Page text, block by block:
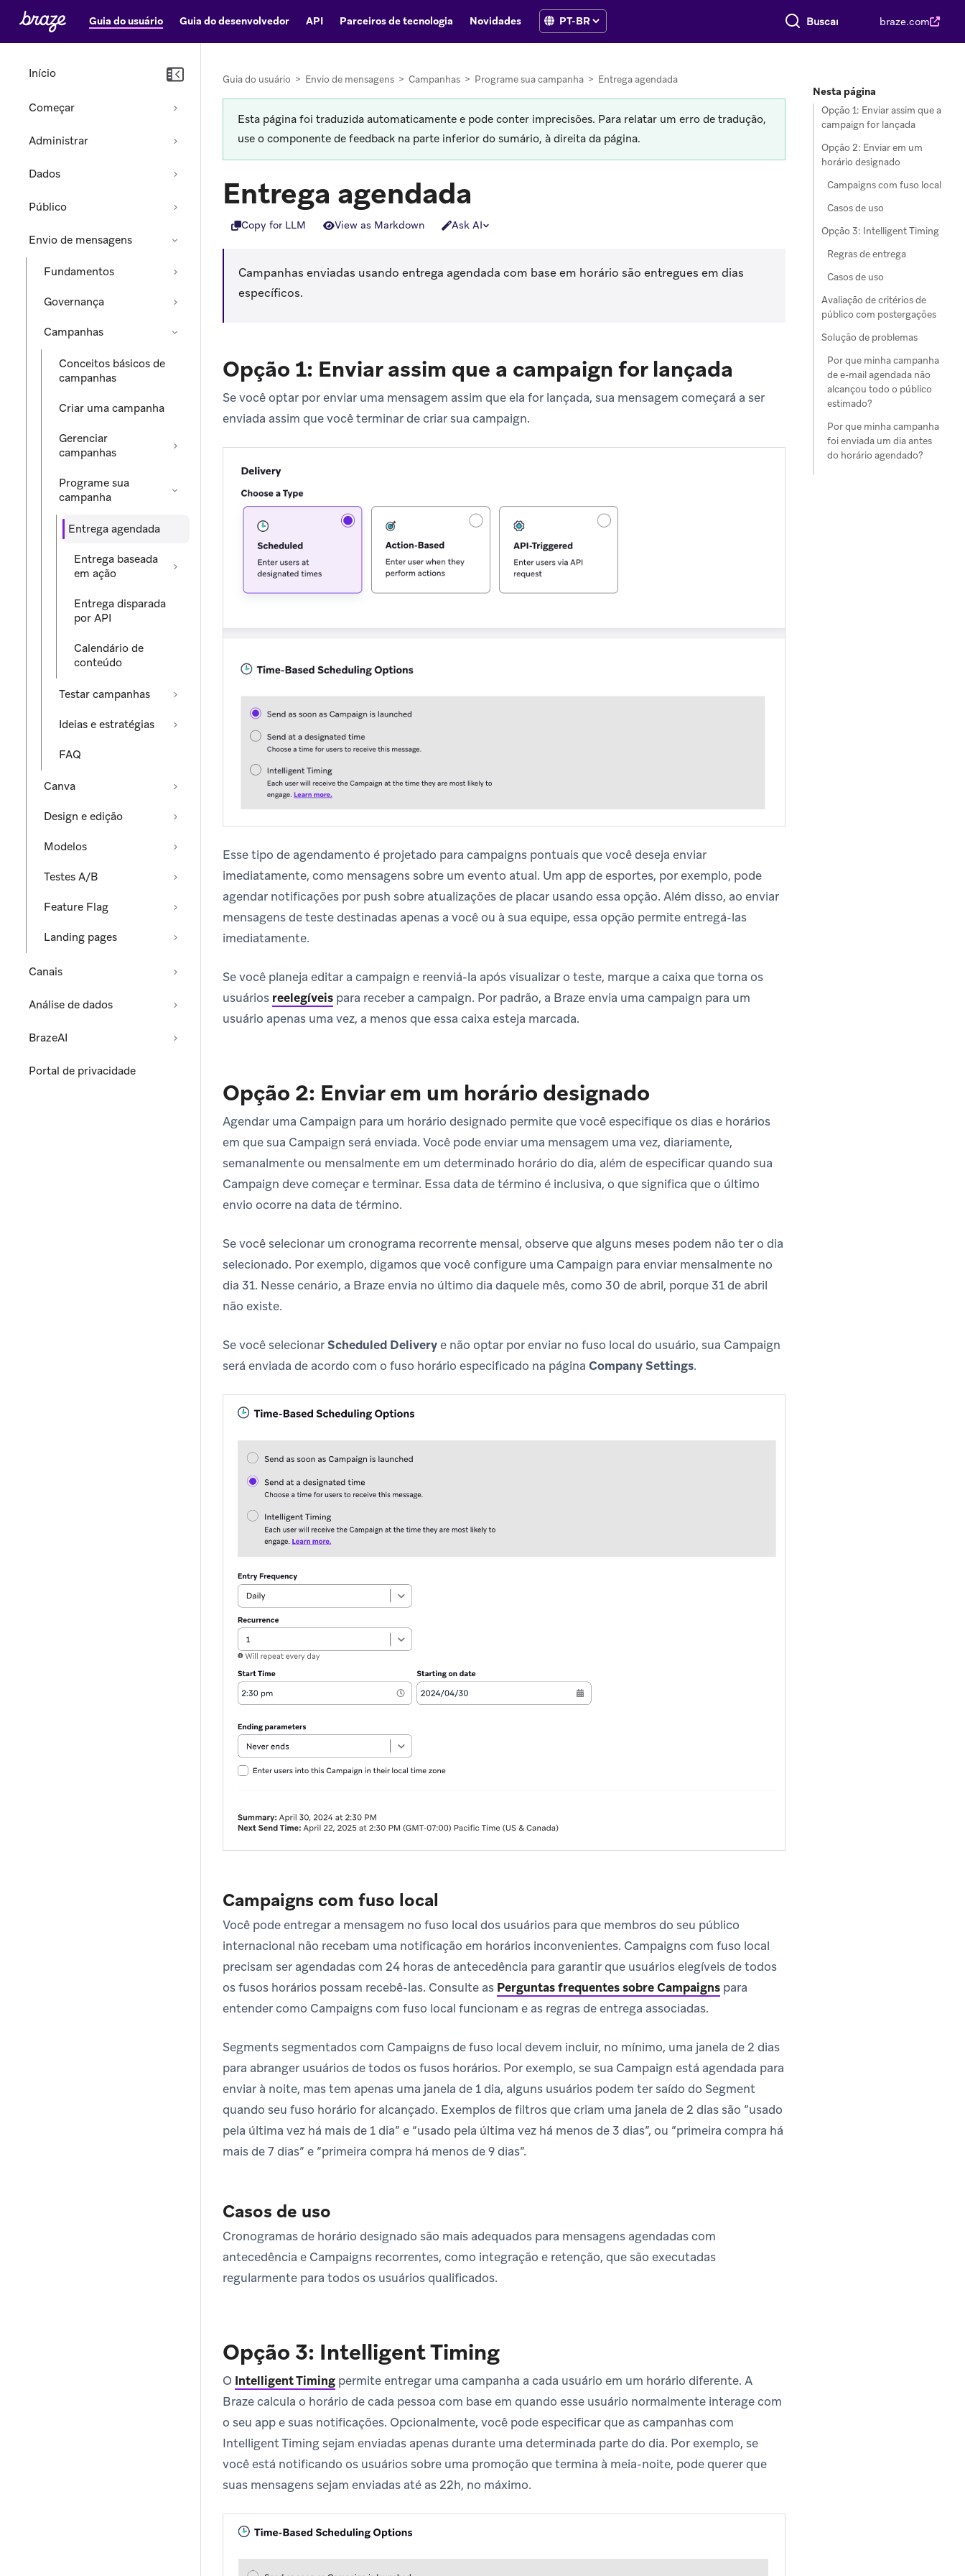
Guia do usuário Guia do desenvolvedor API Parceiros de tecnologia Novidades Buscar tudo braze.com
Início
Começar
Administrar
Dados
Público
Envio de mensagens
Fundamentos
Governança
Campanhas
Conceitos básicos de
campanhas
Criar uma campanha
Gerenciar
campanhas
Programe sua
campanha
Entrega agendada
Entrega baseada
em ação
Entrega disparada
por API
Calendário de
conteúdo
Testar campanhas
Ideias e estratégias
FAQ
Canva
Design e edição
Modelos
Testes A/B
Feature Flag
Landing pages
Canais
Análise de dados
BrazeAI
Portal de privacidade
Guia do usuário > Envio de mensagens > Campanhas > Programe sua campanha > Entrega agendada
Esta página foi traduzida automaticamente e pode conter imprecisões. Para relatar um erro de tradução,
use o componente de feedback na parte inferior do sumário, à direita da página.
Entrega agendada
Copy for LLM View as Markdown Ask AI
Campanhas enviadas usando entrega agendada com base em horário são entregues em dias
específicos.
Opção 1: Enviar assim que a campaign for lançada
Se você optar por enviar uma mensagem assim que ela for lançada, sua mensagem começará a ser
enviada assim que você terminar de criar sua campaign.
Esse tipo de agendamento é projetado para campaigns pontuais que você deseja enviar
imediatamente, como mensagens sobre um evento atual. Um app de esportes, por exemplo, pode
agendar notificações por push sobre atualizações de placar usando essa opção. Além disso, ao enviar
mensagens de teste destinadas apenas a você ou à sua equipe, essa opção permite entregá-las
imediatamente.
Se você planeja editar a campaign e reenviá-la após visualizar o teste, marque a caixa que torna os
usuários reelegíveis para receber a campaign. Por padrão, a Braze envia uma campaign para um
usuário apenas uma vez, a menos que essa caixa esteja marcada.
Opção 2: Enviar em um horário designado
Agendar uma Campaign para um horário designado permite que você especifique os dias e horários
em que sua Campaign será enviada. Você pode enviar uma mensagem uma vez, diariamente,
semanalmente ou mensalmente em um determinado horário do dia, além de especificar quando sua
Campaign deve começar e terminar. Essa data de término é inclusiva, o que significa que o último
envio ocorre na data de término.
Se você selecionar um cronograma recorrente mensal, observe que alguns meses podem não ter o dia
selecionado. Por exemplo, digamos que você configure uma Campaign para enviar mensalmente no
dia 31. Nesse cenário, a Braze envia no último dia daquele mês, como 30 de abril, porque 31 de abril
não existe.
Se você selecionarScheduled Deliverye não optar por enviar no fuso local do usuário, sua Campaign
será enviada de acordo com o fuso horário especificado na página Company Settings.
Campaigns com fuso local
Você pode entregar a mensagem no fuso local dos usuários para que membros do seu público
internacional não recebam uma notificação em horários inconvenientes. Campaigns com fuso local
precisam ser agendadas com 24 horas de antecedência para garantir que usuários elegíveis de todos
os fusos horários possam recebê-las. Consulte as Perguntas frequentes sobre Campaigns para
entender como Campaigns com fuso local funcionam e as regras de entrega associadas.
Segments segmentados com Campaigns de fuso local devem incluir, no mínimo, uma janela de 2 dias
para abranger usuários de todos os fusos horários. Por exemplo, se sua Campaign está agendada para
enviar à noite, mas tem apenas uma janela de 1 dia, alguns usuários podem ter saído do Segment
quando seu fuso horário for alcançado. Exemplos de filtros que criam uma janela de 2 dias são “usado
pela última vez há mais de 1 dia” e “usado pela última vez há menos de 3 dias”, ou “primeira compra há
mais de 7 dias” e “primeira compra há menos de 9 dias”.
Casos de uso
Cronogramas de horário designado são mais adequados para mensagens agendadas com
antecedência e Campaigns recorrentes, como integração e retenção, que são executadas
regularmente para todos os usuários qualificados.
Opção 3: Intelligent Timing
O Intelligent Timing permite entregar uma campanha a cada usuário em um horário diferente. A
Braze calcula o horário de cada pessoa com base em quando esse usuário normalmente interage com
o seu app e suas notificações. Opcionalmente, você pode especificar que as campanhas com
Intelligent Timing sejam enviadas apenas durante uma determinada parte do dia. Por exemplo, se
você está notificando os usuários sobre uma promoção que termina à meia-noite, pode querer que
suas mensagens sejam enviadas até as 22h, no máximo.
Nesta página
Opção 1: Enviar assim que a
campaign for lançada
Opção 2: Enviar em um
horário designado
Campaigns com fuso local
Casos de uso
Opção 3: Intelligent Timing
Regras de entrega
Casos de uso
Avaliação de critérios de
público com postergações
Solução de problemas
Por que minha campanha
de e-mail agendada não
alcançou todo o público
estimado?
Por que minha campanha
foi enviada um dia antes
do horário agendado?